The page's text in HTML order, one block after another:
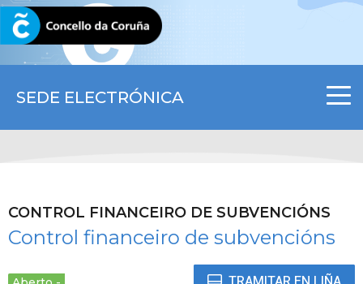
SEDE ELECTRÓNICA
CORUNA.GAL
CONTROL FINANCEIRO DE SUBVENCIÓNS
Control financeiro de subvencións